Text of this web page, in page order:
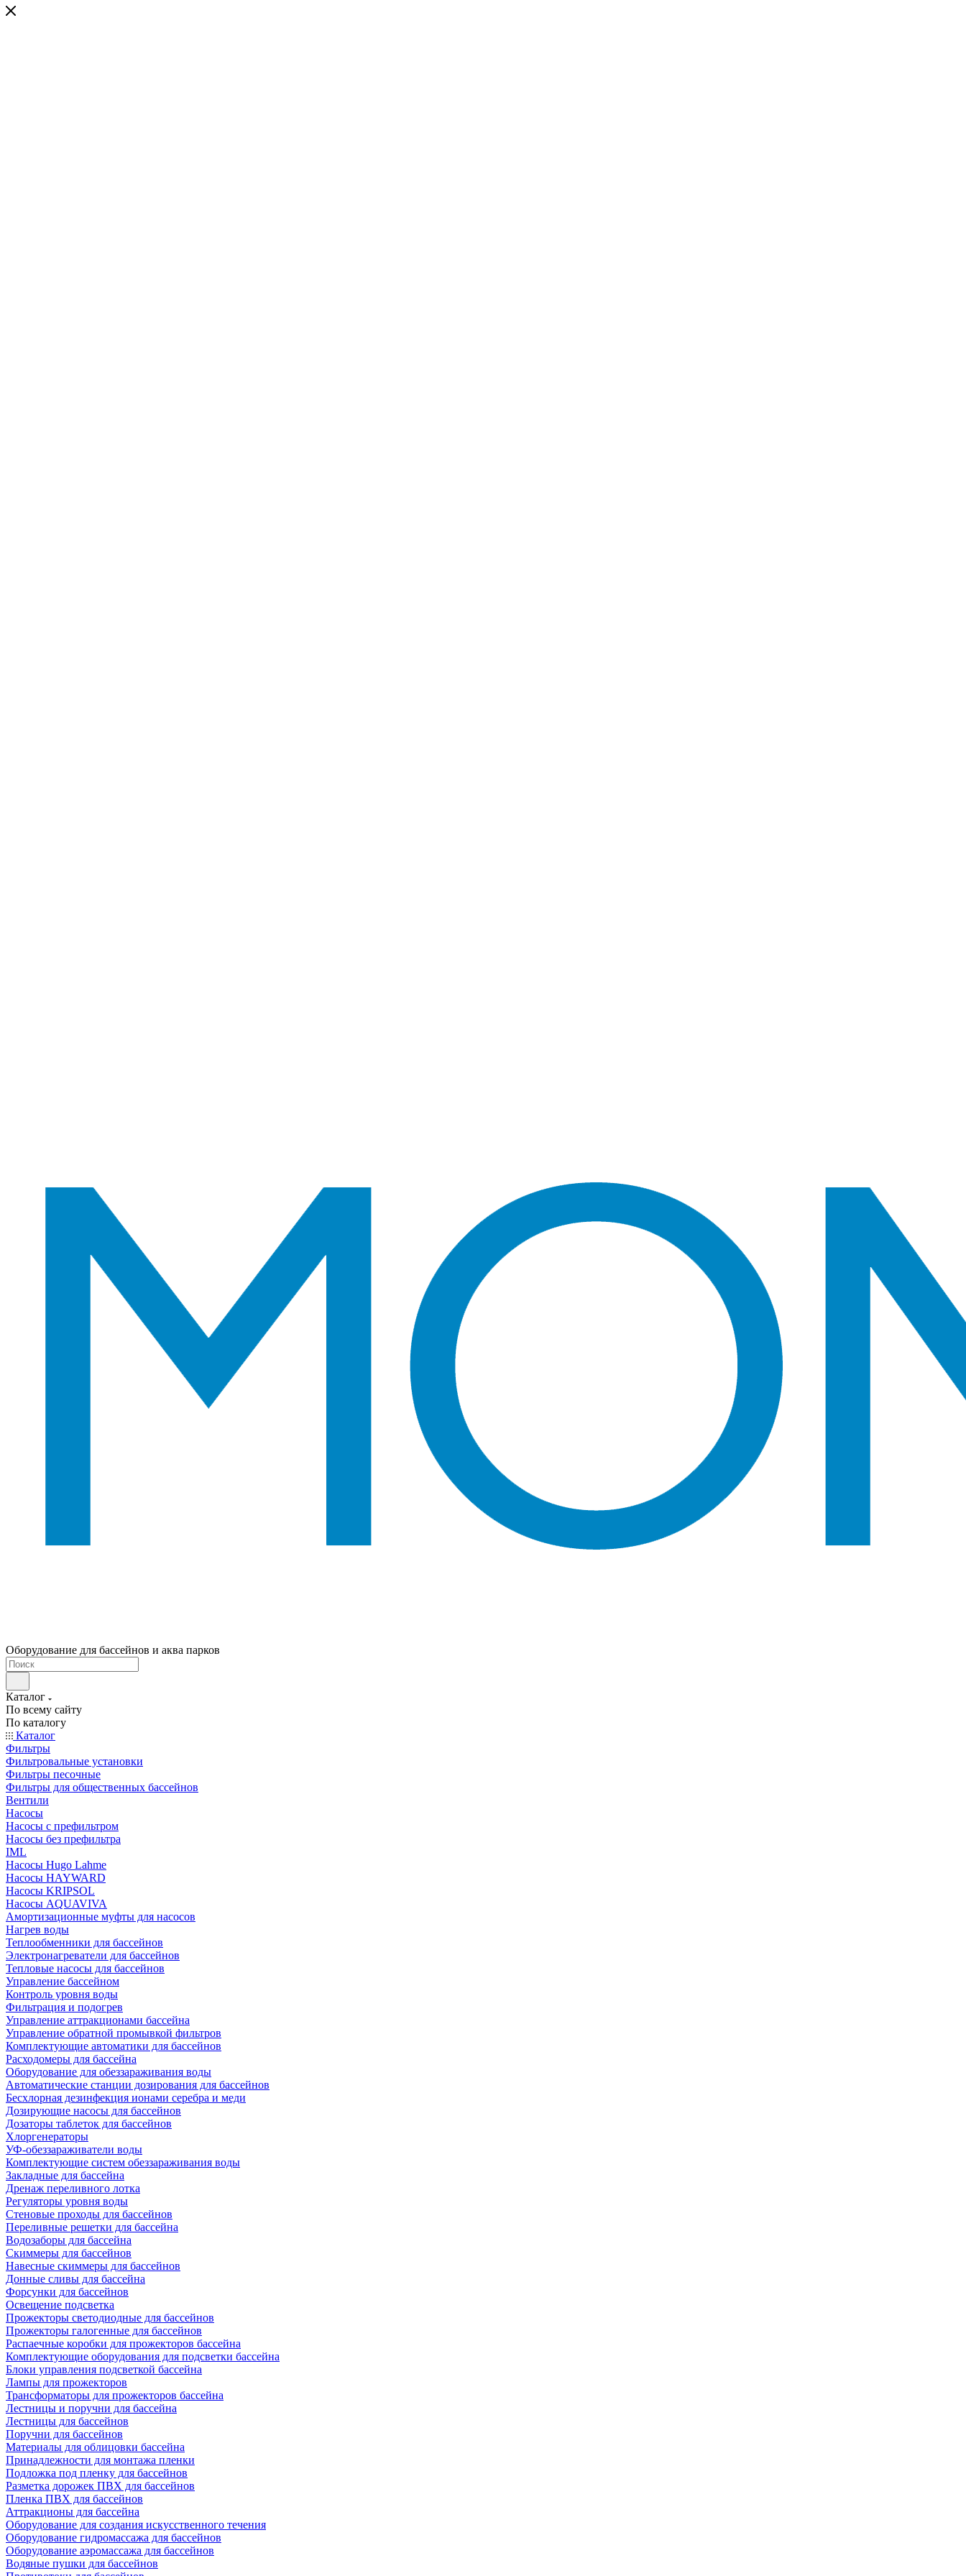
Оборудование для бассейнов и аква парков
Каталог
По всему сайту
По каталогу
Каталог
Фильтры
Фильтровальные установки
Фильтры песочные
Фильтры для общественных бассейнов
Вентили
Насосы
Насосы с префильтром
Насосы без префильтра
IML
Насосы Hugo Lahme
Насосы HAYWARD
Насосы KRIPSOL
Насосы AQUAVIVA
Амортизационные муфты для насосов
Нагрев воды
Теплообменники для бассейнов
Электронагреватели для бассейнов
Тепловые насосы для бассейнов
Управление бассейном
Контроль уровня воды
Фильтрация и подогрев
Управление аттракционами бассейна
Управление обратной промывкой фильтров
Комплектующие автоматики для бассейнов
Расходомеры для бассейна
Оборудование для обеззараживания воды
Автоматические станции дозирования для бассейнов
Беcхлорная дезинфекция ионами серебра и меди
Дозирующие насосы для бассейнов
Дозаторы таблеток для бассейнов
Хлоргенераторы
УФ-обеззараживатели воды
Комплектующие систем обеззараживания воды
Закладные для бассейна
Дренаж переливного лотка
Регуляторы уровня воды
Стеновые проходы для бассейнов
Переливные решетки для бассейна
Водозаборы для бассейна
Скиммеры для бассейнов
Навесные скиммеры для бассейнов
Донные сливы для бассейна
Форсунки для бассейнов
Освещение подсветка
Прожекторы светодиодные для бассейнов
Прожекторы галогенные для бассейнов
Распаечные коробки для прожекторов бассейна
Комплектующие оборудования для подсветки бассейна
Блоки управления подсветкой бассейна
Лампы для прожекторов
Трансформаторы для прожекторов бассейна
Лестницы и поручни для бассейна
Лестницы для бассейнов
Поручни для бассейнов
Материалы для облицовки бассейна
Принадлежности для монтажа пленки
Подложка под пленку для бассейнов
Разметка дорожек ПВХ для бассейнов
Пленка ПВХ для бассейнов
Аттракционы для бассейна
Оборудование для создания искусственного течения
Оборудование гидромассажа для бассейнов
Оборудование аэромассажа для бассейнов
Водяные пушки для бассейнов